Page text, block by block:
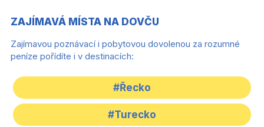
ZAJÍMAVÁ MÍSTA NA DOVČU
Zajímavou poznávací i pobytovou dovolenou za rozumné
peníze pořídíte i v destinacích:
#Řecko
#Turecko